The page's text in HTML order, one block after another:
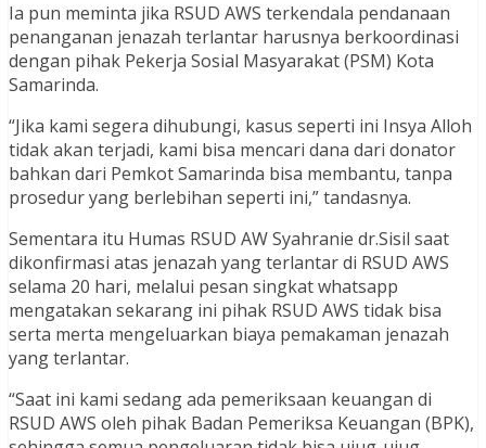
Ia pun meminta jika RSUD AWS terkendala pendanaan
penanganan jenazah terlantar harusnya berkoordinasi
dengan pihak Pekerja Sosial Masyarakat (PSM) Kota
Samarinda.
“Jika kami segera dihubungi, kasus seperti ini Insya Alloh
tidak akan terjadi, kami bisa mencari dana dari donator
bahkan dari Pemkot Samarinda bisa membantu, tanpa
prosedur yang berlebihan seperti ini,” tandasnya.
Sementara itu Humas RSUD AW Syahranie dr.Sisil saat
dikonfirmasi atas jenazah yang terlantar di RSUD AWS
selama 20 hari, melalui pesan singkat whatsapp
mengatakan sekarang ini pihak RSUD AWS tidak bisa
serta merta mengeluarkan biaya pemakaman jenazah
yang terlantar.
“Saat ini kami sedang ada pemeriksaan keuangan di
RSUD AWS oleh pihak Badan Pemeriksa Keuangan (BPK),